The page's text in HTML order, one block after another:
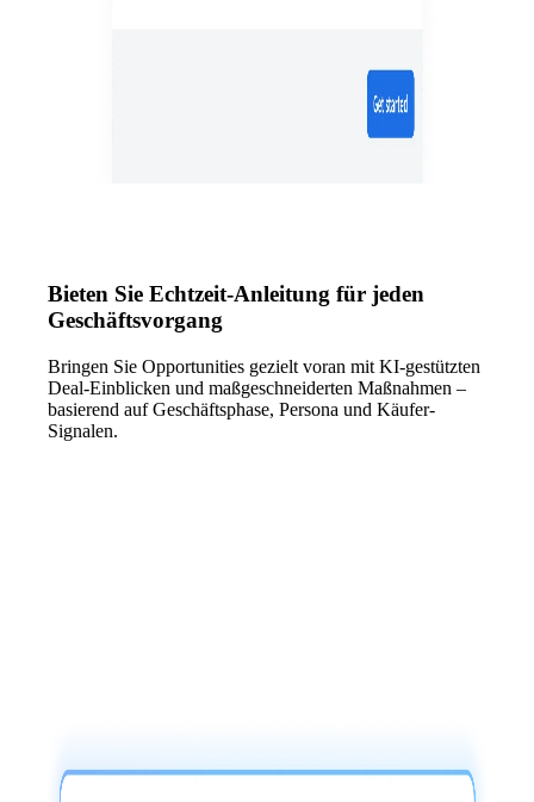
Bieten Sie Echtzeit-Anleitung für jeden
Geschäftsvorgang
Bringen Sie Opportunities gezielt voran mit KI-gestützten
Deal-Einblicken und maßgeschneiderten Maßnahmen –
basierend auf Geschäftsphase, Persona und Käufer-
Signalen.